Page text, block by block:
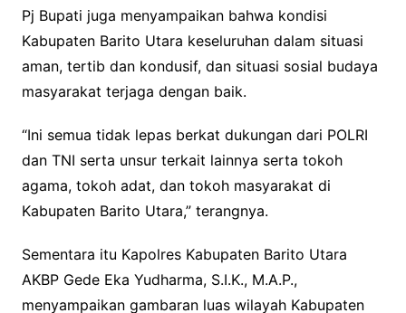
Pj Bupati juga menyampaikan bahwa kondisi
Kabupaten Barito Utara keseluruhan dalam situasi
aman, tertib dan kondusif, dan situasi sosial budaya
masyarakat terjaga dengan baik.
“Ini semua tidak lepas berkat dukungan dari POLRI
dan TNI serta unsur terkait lainnya serta tokoh
agama, tokoh adat, dan tokoh masyarakat di
Kabupaten Barito Utara,” terangnya.
Sementara itu Kapolres Kabupaten Barito Utara
AKBP Gede Eka Yudharma, S.I.K., M.A.P.,
menyampaikan gambaran luas wilayah Kabupaten